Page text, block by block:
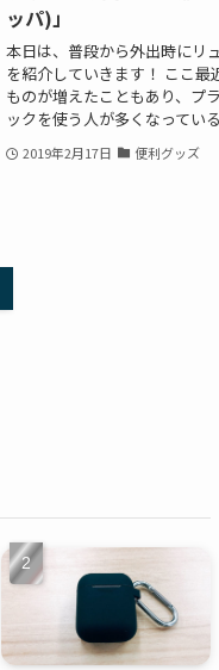
ッパ)」
本日は、普段から外出時にリ
を紹介していきます！ ここ最
ものが増えたこともあり、プ
ックを使う人が多くなってい
2019年2月17日 便利グッズ